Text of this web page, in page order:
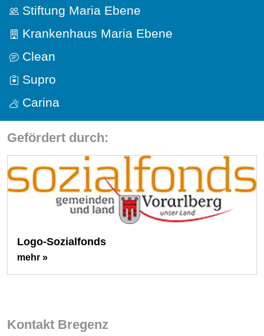
Stiftung Maria Ebene
Krankenhaus Maria Ebene
Clean
Supro
Carina
Gefördert durch:
Logo-Sozialfonds
mehr »
Kontakt Bregenz